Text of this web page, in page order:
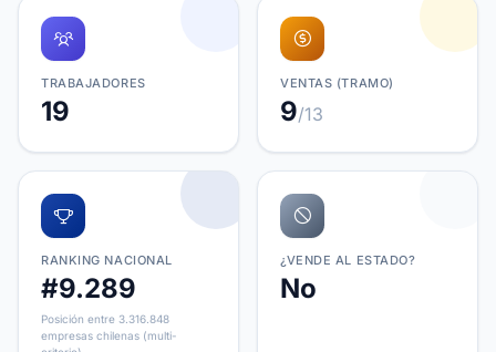
TRABAJADORES
19
VENTAS (TRAMO)
9/13
RANKING NACIONAL
#9.289
Posición entre 3.316.848
empresas chilenas (multi-
¿VENDE AL ESTADO?
No